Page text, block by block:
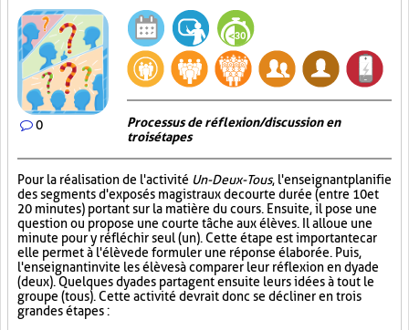
0
Processus de réflexion/discussion en
trois étapes
Pour la réalisation de l'activité Un-Deux-Tous, l'enseignant planifie
des segments d'exposés magistraux de courte durée (entre 10 et
20 minutes) portant sur la matière du cours. Ensuite, il pose une
question ou propose une courte tâche aux élèves. Il alloue une
minute pour y réfléchir seul (un). Cette étape est importante car
elle permet à l'élève de formuler une réponse élaborée. Puis,
l'enseignant invite les élèves à comparer leur réflexion en dyade
(deux). Quelques dyades partagent ensuite leurs idées à tout le
groupe (tous). Cette activité devrait donc se décliner en trois
grandes étapes :